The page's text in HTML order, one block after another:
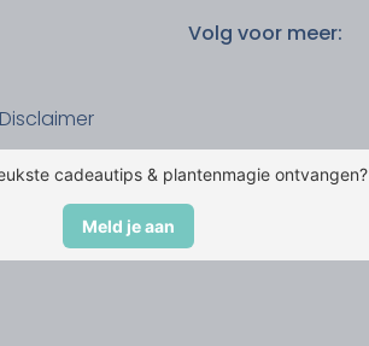
Volg voor meer:
Disclaimer
cadeautips & plantenmagie ontvangen?
Meld je aan